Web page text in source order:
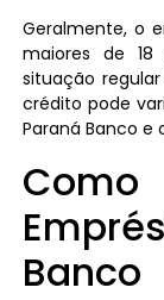
Geralmente, o
maiores de
situação
crédito pode
Paraná Banco e
Banco